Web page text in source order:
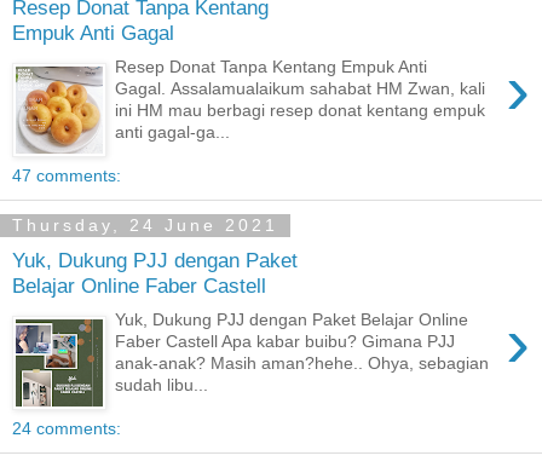
Resep Donat Tanpa Kentang
Empuk Anti Gagal
›
Resep Donat Tanpa Kentang Empuk Anti
Gagal. Assalamualaikum sahabat HM Zwan, kali
ini HM mau berbagi resep donat kentang empuk
anti gagal-ga...
47 comments:
Thursday, 24 June 2021
Yuk, Dukung PJJ dengan Paket
Belajar Online Faber Castell
›
Yuk, Dukung PJJ dengan Paket Belajar Online
Faber Castell Apa kabar buibu? Gimana PJJ
anak-anak? Masih aman?hehe.. Ohya, sebagian
sudah libu...
24 comments: